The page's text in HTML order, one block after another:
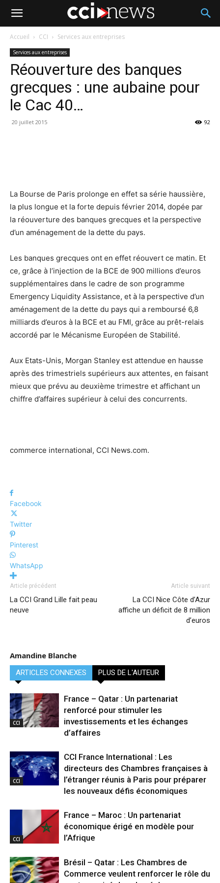
Accueil CCI Services aux entreprises
Services aux entreprises
Réouverture des banques
grecques : une aubaine pour
le Cac 40…
20 juillet 2015 92
La Bourse de Paris prolonge en effet sa série haussière,
la plus longue et la forte depuis février 2014, dopée par
la réouverture des banques grecques et la perspective
d’un aménagement de la dette du pays.
Les banques grecques ont en effet réouvert ce matin. Et
ce, grâce à l’injection de la BCE de 900 millions d’euros
supplémentaires dans le cadre de son programme
Emergency Liquidity Assistance, et à la perspective d’un
aménagement de la dette du pays qui a remboursé 6,8
milliards d’euros à la BCE et au FMI, grâce au prêt-relais
accordé par le Mécanisme Européen de Stabilité.
Aux Etats-Unis, Morgan Stanley est attendue en hausse
après des trimestriels supérieurs aux attentes, en faisant
mieux que prévu au deuxième trimestre et affichant un
chiffre d’affaires supérieur à celui des concurrents.
commerce international, CCI News.com.
Facebook
Twitter
Pinterest
WhatsApp
Article précédent
La CCI Grand Lille fait peau
neuve
Article suivant
La CCI Nice Côte d’Azur
affiche un déficit de 8 million
d’euros
Amandine Blanche
ARTICLES CONNEXES PLUS DE L'AUTEUR
CCI
France – Qatar : Un partenariat
renforcé pour stimuler les
investissements et les échanges
d’affaires
CCI
CCI France International : Les
directeurs des Chambres françaises à
l’étranger réunis à Paris pour préparer
les nouveaux défis économiques
CCI
France – Maroc : Un partenariat
économique érigé en modèle pour
l’Afrique
Brésil – Qatar : Les Chambres de
Commerce veulent renforcer le rôle du